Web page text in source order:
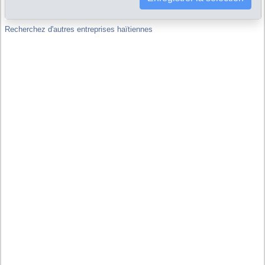
Recherchez d'autres entreprises haïtiennes